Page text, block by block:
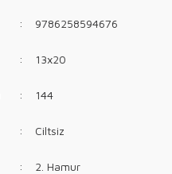
: 9786258594676
: 13x20
: 144
: Ciltsiz
: 2. Hamur